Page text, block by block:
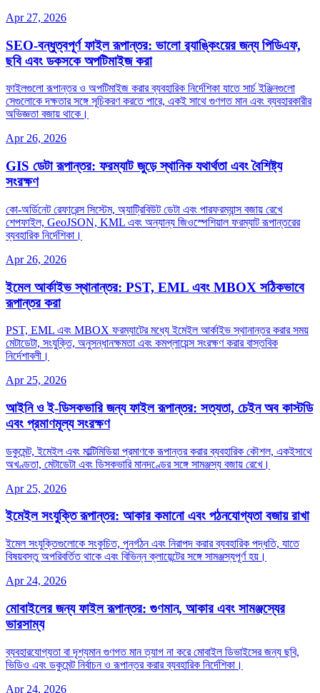
Apr 27, 2026
SEO‑বন্ধুত্বপূর্ণ ফাইল রূপান্তর: ভালো র‌্যাঙ্কিংয়ের জন্য পিডিএফ,
ছবি এবং ডকসকে অপটিমাইজ করা
ফাইলগুলো রূপান্তর ও অপটিমাইজ করার ব্যবহারিক নির্দেশিকা যাতে সার্চ ইঞ্জিনগুলো
সেগুলোকে দক্ষতার সঙ্গে সূচিকরণ করতে পারে, একই সাথে গুণগত মান এবং ব্যবহারকারীর
অভিজ্ঞতা বজায় থাকে।
Apr 26, 2026
GIS ডেটা রূপান্তর: ফরম্যাট জুড়ে স্থানিক যথার্থতা এবং বৈশিষ্ট্য
সংরক্ষণ
কো‑অর্ডিনেট রেফারেন্স সিস্টেম, অ্যাট্রিবিউট ডেটা এবং পারফরম্যান্স বজায় রেখে
শেপফাইল, GeoJSON, KML এবং অন্যান্য জিওস্পেশিয়াল ফরম্যাট রূপান্তরের
ব্যবহারিক নির্দেশিকা।
Apr 26, 2026
ইমেল আর্কাইভ স্থানান্তর: PST, EML এবং MBOX সঠিকভাবে
রূপান্তর করা
PST, EML এবং MBOX ফরম্যাটের মধ্যে ইমেইল আর্কাইভ স্থানান্তর করার সময়
মেটাডেটা, সংযুক্তি, অনুসন্ধানক্ষমতা এবং কমপ্লায়েন্স সংরক্ষণ করার বাস্তবিক
নির্দেশাবলী।
Apr 25, 2026
আইনি ও ই‑ডিসকভারি জন্য ফাইল রূপান্তর: সত্যতা, চেইন অব কাস্টডি
এবং প্রমাণমূল্য সংরক্ষণ
ডকুমেন্ট, ইমেইল এবং মাল্টিমিডিয়া প্রমাণকে রূপান্তর করার ব্যবহারিক কৌশল, একইসাথে
অখণ্ডতা, মেটাডেটা এবং ডিসকভারি মানদণ্ডের সঙ্গে সামঞ্জস্য বজায় রেখে।
Apr 25, 2026
ইমেইল সংযুক্তি রূপান্তর: আকার কমানো এবং পঠনযোগ্যতা বজায় রাখা
ইমেল সংযুক্তিগুলোকে সংকুচিত, পুনর্গঠন এবং নিরাপদ করার ব্যবহারিক পদ্ধতি, যাতে
বিষয়বস্তু অপরিবর্তিত থাকে এবং বিভিন্ন ক্লায়েন্টের সঙ্গে সামঞ্জস্যপূর্ণ হয়।
Apr 24, 2026
মোবাইলের জন্য ফাইল রূপান্তর: গুণমান, আকার এবং সামঞ্জস্যের
ভারসাম্য
ব্যবহারযোগ্যতা বা দৃশ্যমান গুণগত মান ত্যাগ না করে মোবাইল ডিভাইসের জন্য ছবি,
ভিডিও এবং ডকুমেন্ট নির্বাচন ও রূপান্তর করার ব্যবহারিক নির্দেশিকা।
Apr 24, 2026